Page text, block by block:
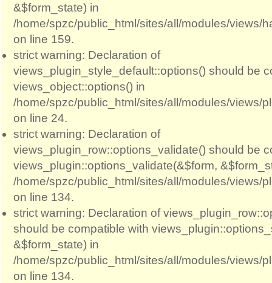
&$form_state) in
/home/spzc/public_html/sites/all/modules/views/
on line 159.
strict warning: Declaration of
views_plugin_style_default::options() should be
views_object::options() in
/home/spzc/public_html/sites/all/modules/views/
on line 24.
strict warning: Declaration of
views_plugin_row::options_validate() should be
views_plugin::options_validate(&$form,
/home/spzc/public_html/sites/all/modules/views/
on line 134.
strict warning: Declaration of
should be compatible with
&$form_state) in
/home/spzc/public_html/sites/all/modules/views/
on line 134.